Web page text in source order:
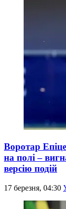
Воротар
на полі –
версію подій
17 березня, 04:30